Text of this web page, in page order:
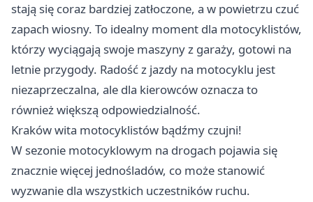
stają się coraz bardziej zatłoczone, a w powietrzu czuć
zapach wiosny. To idealny moment dla motocyklistów,
którzy wyciągają swoje maszyny z garaży, gotowi na
letnie przygody. Radość z jazdy na motocyklu jest
niezaprzeczalna, ale dla kierowców oznacza to
również większą odpowiedzialność.
Krakówwita motocyklistów bądźmy czujni!
W sezonie motocyklowym na drogach pojawia się
znacznie więcej jednośladów, co może stanowić
wyzwanie dla wszystkich uczestników ruchu.